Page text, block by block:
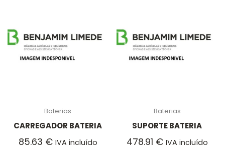
Baterias
CARREGADOR BATERIA
85.63 € IVA incluído
Baterias
SUPORTE BATERIA
478.91 € IVA incluído